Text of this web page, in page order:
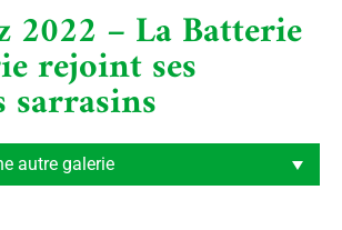
2022 – La Batterie
rejoint ses